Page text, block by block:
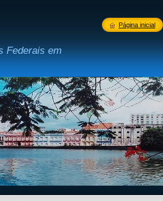
Federais em
Página inicial